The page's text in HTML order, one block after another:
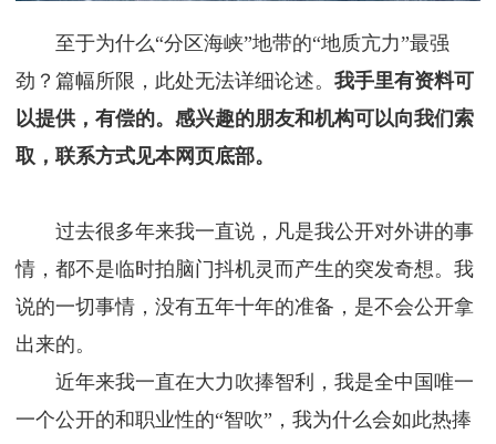
至于为什么“分区海峡”地带的“地质亢力”最强
劲？篇幅所限，此处无法详细论述。 我手里有资料可
以提供，有偿的。感兴趣的朋友和机构可以向我们索
取，联系方式见本网页底部。
过去很多年来我一直说，凡是我公开对外讲的事
情，都不是临时拍脑门抖机灵而产生的突发奇想。我
说的一切事情，没有五年十年的准备，是不会公开拿
出来的。
近年来我一直在大力吹捧智利，我是全中国唯一
一个公开的和职业性的“智吹”，我为什么会如此热捧